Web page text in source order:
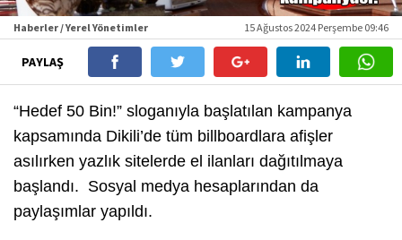
Haberler / Yerel Yönetimler 15 Ağustos 2024 Perşembe 09:46
PAYLAŞ
“Hedef 50 Bin!” sloganıyla başlatılan kampanya
kapsamında Dikili’de tüm billboardlara afişler
asılırken yazlık sitelerde el ilanları dağıtılmaya
başlandı. Sosyal medya hesaplarından da
paylaşımlar yapıldı.